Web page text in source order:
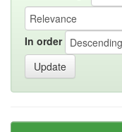
In order